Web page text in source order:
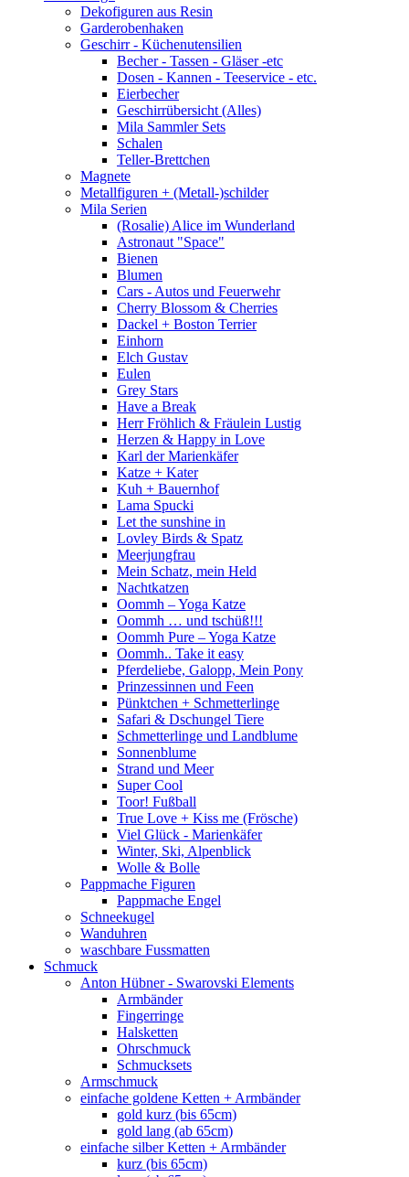
Dekofiguren aus Resin
Garderobenhaken
Geschirr - Küchenutensilien
Becher - Tassen - Gläser -etc
Dosen - Kannen - Teeservice - etc.
Eierbecher
Geschirrübersicht (Alles)
Mila Sammler Sets
Schalen
Teller-Brettchen
Magnete
Metallfiguren + (Metall-)schilder
Mila Serien
(Rosalie) Alice im Wunderland
Astronaut "Space"
Bienen
Blumen
Cars - Autos und Feuerwehr
Cherry Blossom & Cherries
Dackel + Boston Terrier
Einhorn
Elch Gustav
Eulen
Grey Stars
Have a Break
Herr Fröhlich & Fräulein Lustig
Herzen & Happy in Love
Karl der Marienkäfer
Katze + Kater
Kuh + Bauernhof
Lama Spucki
Let the sunshine in
Lovley Birds & Spatz
Meerjungfrau
Mein Schatz, mein Held
Nachtkatzen
Oommh – Yoga Katze
Oommh … und tschüß!!!
Oommh Pure – Yoga Katze
Oommh.. Take it easy
Pferdeliebe, Galopp, Mein Pony
Prinzessinnen und Feen
Pünktchen + Schmetterlinge
Safari & Dschungel Tiere
Schmetterlinge und Landblume
Sonnenblume
Strand und Meer
Super Cool
Toor! Fußball
True Love + Kiss me (Frösche)
Viel Glück - Marienkäfer
Winter, Ski, Alpenblick
Wolle & Bolle
Pappmache Figuren
Pappmache Engel
Schneekugel
Wanduhren
waschbare Fussmatten
Schmuck
Anton Hübner - Swarovski Elements
Armbänder
Fingerringe
Halsketten
Ohrschmuck
Schmucksets
Armschmuck
einfache goldene Ketten + Armbänder
gold kurz (bis 65cm)
gold lang (ab 65cm)
einfache silber Ketten + Armbänder
kurz (bis 65cm)